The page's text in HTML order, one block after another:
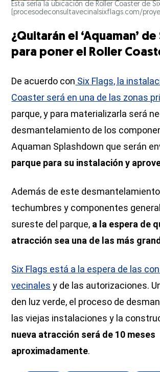
Esta sería la ubicación de Roller Coaster de
(procesodeconsultavecinalsixflags.com/
¿Quitarán el ‘Aquaman’ de
para poner el Roller
De acuerdo con Six Flags, la
Coaster será en una de las zonas
parque, y para materializarla será
desmantelamiento de los
Aquaman Splashdown que serán
parque para su instalación y
Además de este
techumbres y componentes
sureste del parque, a la espera de
atracción sea una de las más
Six Flags está a la espera de las
vecinales y de las autorizaciones.
den luz verde, el proceso de
las viejas instalaciones y la
nueva atracción será de 10 meses
aproximadamente.